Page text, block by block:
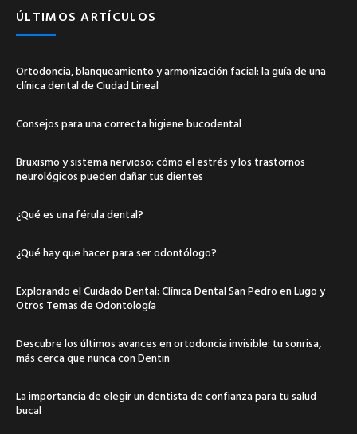
ÚLTIMOS ARTÍCULOS
Ortodoncia, blanqueamiento y armonización facial: la guía de una
clínica dental de Ciudad Lineal
Consejos para una correcta higiene bucodental
Bruxismo y sistema nervioso: cómo el estrés y los trastornos
neurológicos pueden dañar tus dientes
¿Qué es una férula dental?
¿Qué hay que hacer para ser odontólogo?
Explorando el Cuidado Dental: Clínica Dental San Pedro en Lugo y
Otros Temas de Odontología
Descubre los últimos avances en ortodoncia invisible: tu sonrisa,
más cerca que nunca con Dentin
La importancia de elegir un dentista de confianza para tu salud
bucal